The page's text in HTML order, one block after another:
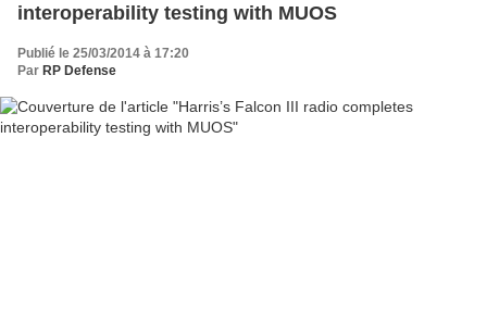
interoperability testing with MUOS
Publié le 25/03/2014 à 17:20
Par RP Defense